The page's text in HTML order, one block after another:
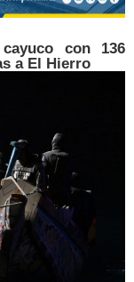
con 136
a El Hierro